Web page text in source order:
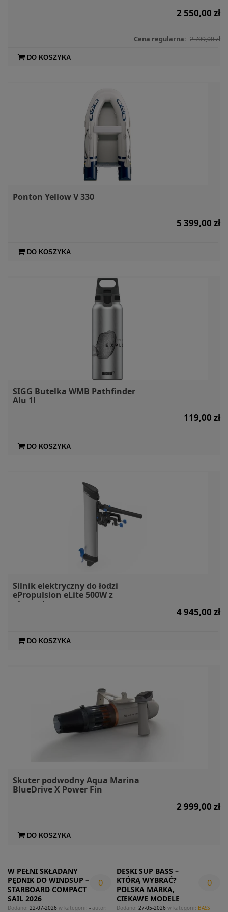
W PEŁNI SKŁADANY
PĘDNIK DO WINDSUP –
STARBOARD COMPACT
SAIL 2026
0
Dodano: 22-07-2026 w kategorii: - autor:
DESKI SUP BASS –
KTÓRĄ WYBRAĆ?
POLSKA MARKA,
CIEKAWE MODELE
0
Dodano: 27-05-2026 w kategorii: BASS
2 550,00 zł
Cena regularna: 2 709,00 zł
DO KOSZYKA
Ponton Yellow V 330
5 399,00 zł
DO KOSZYKA
SIGG Butelka WMB Pathfinder
Alu 1l
119,00 zł
DO KOSZYKA
Silnik elektryczny do łodzi
ePropulsion eLite 500W z
akumulatorem
4 945,00 zł
DO KOSZYKA
Skuter podwodny Aqua Marina
BlueDrive X Power Fin
2 999,00 zł
DO KOSZYKA